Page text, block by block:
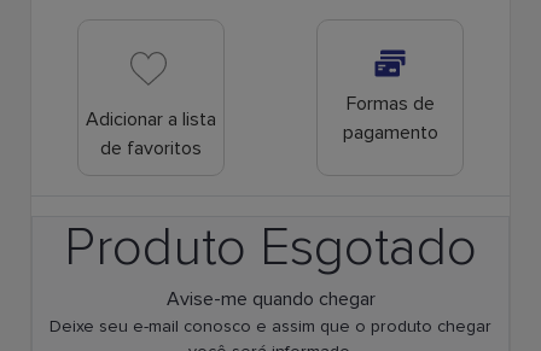
Adicionar a lista
de favoritos
Formas de
pagamento
Produto Esgotado
Avise-me quando chegar
Deixe seu e-mail conosco e assim que o produto chegar